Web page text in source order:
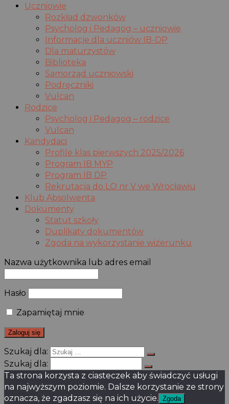
Uczniowie
Rozkład dzwonków
Psycholog i Pedagog – uczniowie
Informacje dla uczniów IB-DP
Dla maturzystów
Biblioteka
Samorząd uczniowski
Podręczniki
Vulcan
Rodzice
Psycholog i Pedagog – rodzice
Vulcan
Kandydaci
Profile klas pierwszych 2025/2026
Program IB MYP
Program IB DP
Rekrutacja do LO nr V we Wrocławiu
Klub Absolwenta
Dokumenty
Statut szkoły
Duplikaty dokumentów
Zgoda na wykorzystanie wizerunku
Nazwa użytkownika lub adres email
Hasło
Zapamiętaj mnie
Szukaj dla:
Szukaj dla:
Ta strona korzysta z ciasteczek aby świadczyć usługi
na najwyższym poziomie. Dalsze korzystanie ze strony
oznacza, że zgadzasz się na ich użycie. Zgoda